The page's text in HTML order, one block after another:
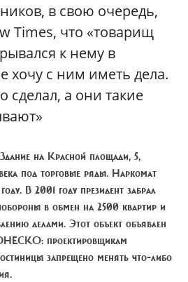
в свою очередь,
Times, что «товарищ
к нему в
хочу с ним иметь дела.
сделал, а они такие
Здание на Красной площади, 5,
под торговые ряды. Наркомат
В 2001 году президент забрал
в обмен на 2500 квартир и
делами. Этот объект объявлен
проектировщикам
запрещено менять что-либо